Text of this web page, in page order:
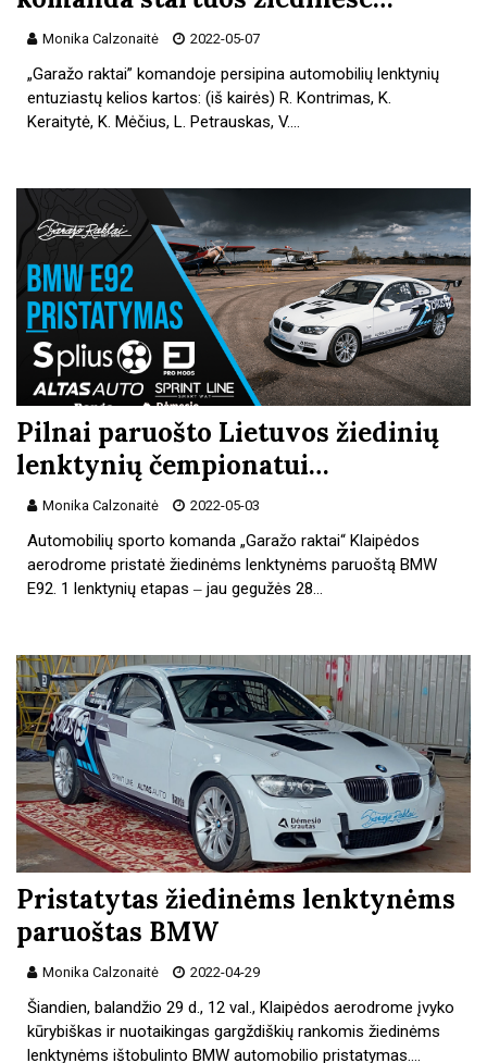
Monika Calzonaitė 2022-05-07
„Garažo raktai” komandoje persipina automobilių lenktynių
entuziastų kelios kartos: (iš kairės) R. Kontrimas, K.
Keraitytė, K. Mėčius, L. Petrauskas, V.…
Pilnai paruošto Lietuvos žiedinių
lenktynių čempionatui…
Monika Calzonaitė 2022-05-03
Automobilių sporto komanda „Garažo raktai“ Klaipėdos
aerodrome pristatė žiedinėms lenktynėms paruoštą BMW
E92. 1 lenktynių etapas ‒ jau gegužės 28…
Pristatytas žiedinėms lenktynėms
paruoštas BMW
Monika Calzonaitė 2022-04-29
Šiandien, balandžio 29 d., 12 val., Klaipėdos aerodrome įvyko
kūrybiškas ir nuotaikingas gargždiškių rankomis žiedinėms
lenktynėms ištobulinto BMW automobilio pristatymas.…